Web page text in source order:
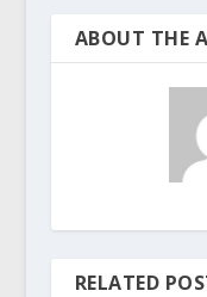
ABOUT THE
RELATED